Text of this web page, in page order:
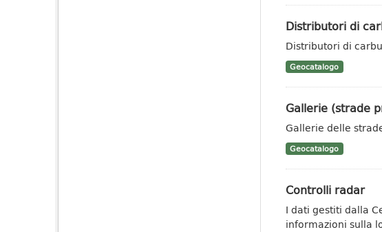
Distributori di
Distributori di
Geocatalogo
Gallerie (strade
Gallerie delle
Geocatalogo
Controlli radar
I dati gestiti dalla
informazioni sulla